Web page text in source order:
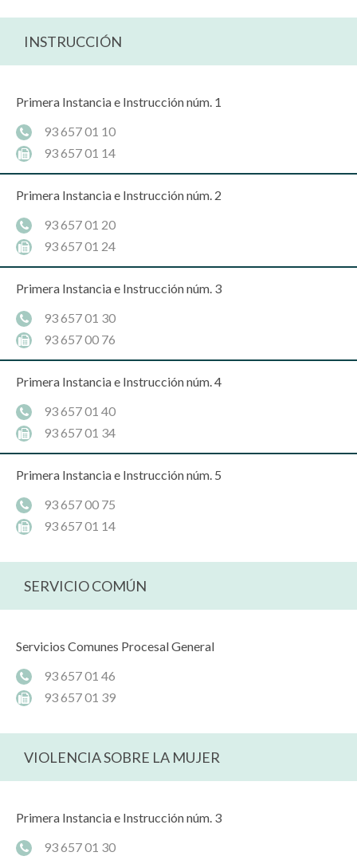
INSTRUCCIÓN
Primera Instancia e Instrucción núm. 1
93 657 01 10
93 657 01 14
Primera Instancia e Instrucción núm. 2
93 657 01 20
93 657 01 24
Primera Instancia e Instrucción núm. 3
93 657 01 30
93 657 00 76
Primera Instancia e Instrucción núm. 4
93 657 01 40
93 657 01 34
Primera Instancia e Instrucción núm. 5
93 657 00 75
93 657 01 14
SERVICIO COMÚN
Servicios Comunes Procesal General
93 657 01 46
93 657 01 39
VIOLENCIA SOBRE LA MUJER
Primera Instancia e Instrucción núm. 3
93 657 01 30